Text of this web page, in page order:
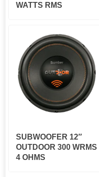
WATTS RMS
SUBWOOFER 12″
OUTDOOR 300 WRMS
4 OHMS